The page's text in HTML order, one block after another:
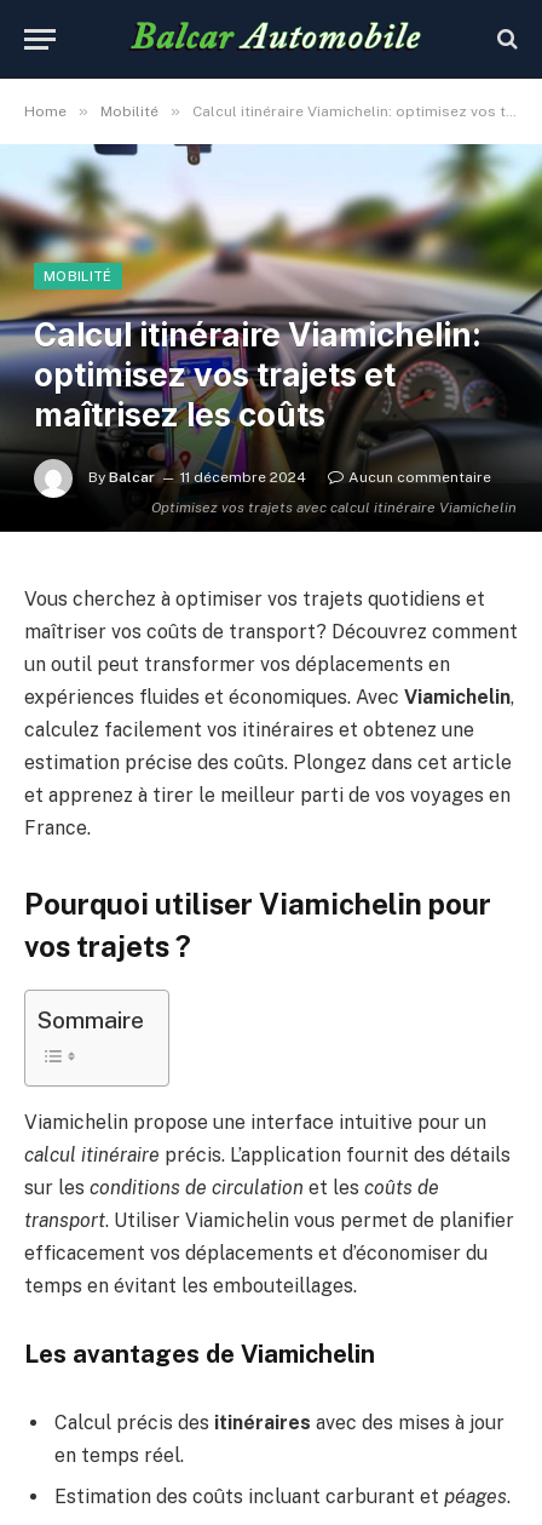
Home » Mobilité » Calcul itinéraire Viamichelin: optimisez vos trajets et maîtrisez les coûts
Optimisez vos trajets avec calcul itinéraire Viamichelin
MOBILITÉ
Calcul itinéraire Viamichelin:
optimisez vos trajets et
maîtrisez les coûts
By Balcar 11 décembre 2024 Aucun commentaire
Vous cherchez à optimiser vos trajets quotidiens et
maîtriser vos coûts de transport? Découvrez comment
un outil peut transformer vos déplacements en
expériences fluides et économiques. Avec Viamichelin,
calculez facilement vos itinéraires et obtenez une
estimation précise des coûts. Plongez dans cet article
et apprenez à tirer le meilleur parti de vos voyages en
France.
Pourquoi utiliser Viamichelin pour
vos trajets ?
Sommaire
Viamichelin propose une interface intuitive pour un
calcul itinéraire précis. L’application fournit des détails
sur les conditions de circulation et les coûts de
transport. Utiliser Viamichelin vous permet de planifier
efficacement vos déplacements et d’économiser du
temps en évitant les embouteillages.
Les avantages de Viamichelin
Calcul précis des itinéraires avec des mises à jour
en temps réel.
Estimation des coûts incluant carburant et péages.